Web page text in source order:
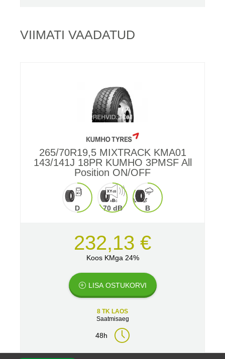
VIIMATI VAADATUD
265/70R19,5 MIXTRACK KMA01
143/141J 18PR KUMHO 3PMSF All
Position ON/OFF
D 70 dB B
232,13 €
Koos KMga 24%
LISA OSTUKORVI
8 TK LAOS
Saatmisaeg
48h